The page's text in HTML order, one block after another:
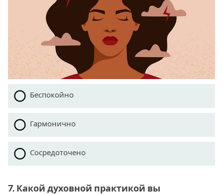
Беспокойно
Гармонично
Сосредоточено
7. Какой духовной практикой вы